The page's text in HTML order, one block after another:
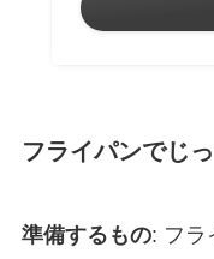
フライパンでじ
準備するもの: フラ